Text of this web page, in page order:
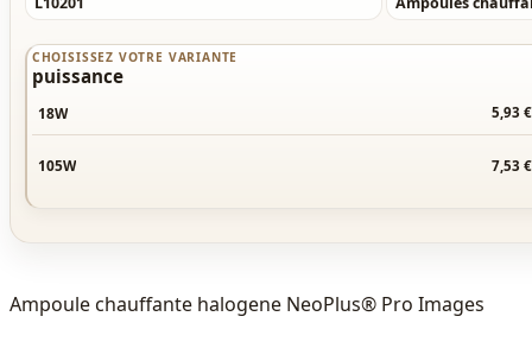
CHOISISSEZ VOTRE VARIANTE
puissance
18W 5,93 €
105W 7,53 €
Ampoule chauffante halogene NeoPlus® Pro Images